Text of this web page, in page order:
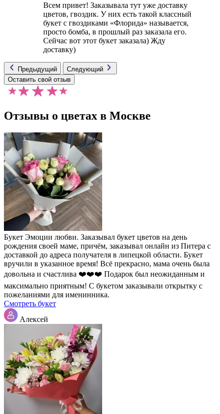
Всем привет! Заказывала тут уже доставку
цветов, гвоздик. У них есть такой классный
букет с гвоздиками «Флорида» называется,
просто бомба, в прошлый раз заказала его.
Сейчас вот этот букет заказала) Жду
доставку)
Предыдущий
Следующий
Оставить свой отзыв
Отзывы о цветах в Москве
Букет Эмоции любви. Заказывал букет цветов на день
рождения своей маме, причём, заказывал онлайн из Питера с
доставкой до адреса получателя в липецкой области. Букет
вручили в указанное время! Всё прекрасно, мама очень была
довольна и счастлива ❤️❤️❤️ Подарок был неожиданным и
максимально приятным! С букетом заказывали открытку с
пожеланиями для именинника.
Смотреть букет
Алексей